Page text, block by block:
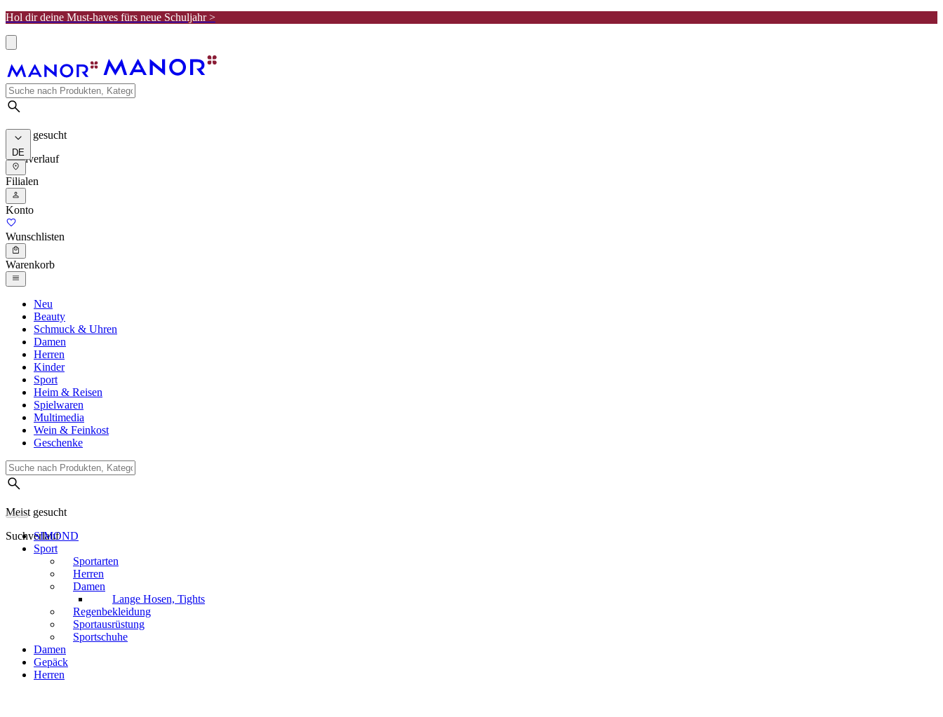
Hol dir deine Must-haves fürs neue Schuljahr >
Meist gesucht
Suchverlauf
DE
Filialen
Konto
Wunschlisten
Warenkorb
Neu
Beauty
Schmuck & Uhren
Damen
Herren
Kinder
Sport
Heim & Reisen
Spielwaren
Multimedia
Wein & Feinkost
Geschenke
Meist gesucht
Suchverlauf
SIMOND
Sport
Sportarten
Herren
Damen
Lange Hosen, Tights
Regenbekleidung
Sportausrüstung
Sportschuhe
Damen
Gepäck
Herren